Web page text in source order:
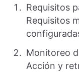
Requisitos
Requisitos
Monitoreo
Acción y